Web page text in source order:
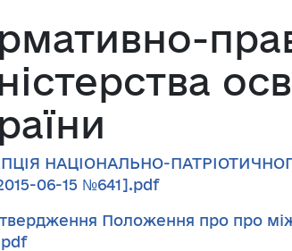
НАЦІОНАЛЬНО-
06-15 №641].pdf
Положення про про